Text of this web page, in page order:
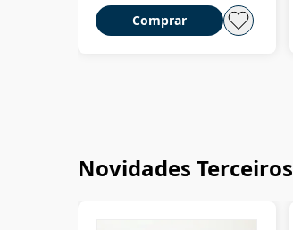
Comprar
Novidades Terceiros